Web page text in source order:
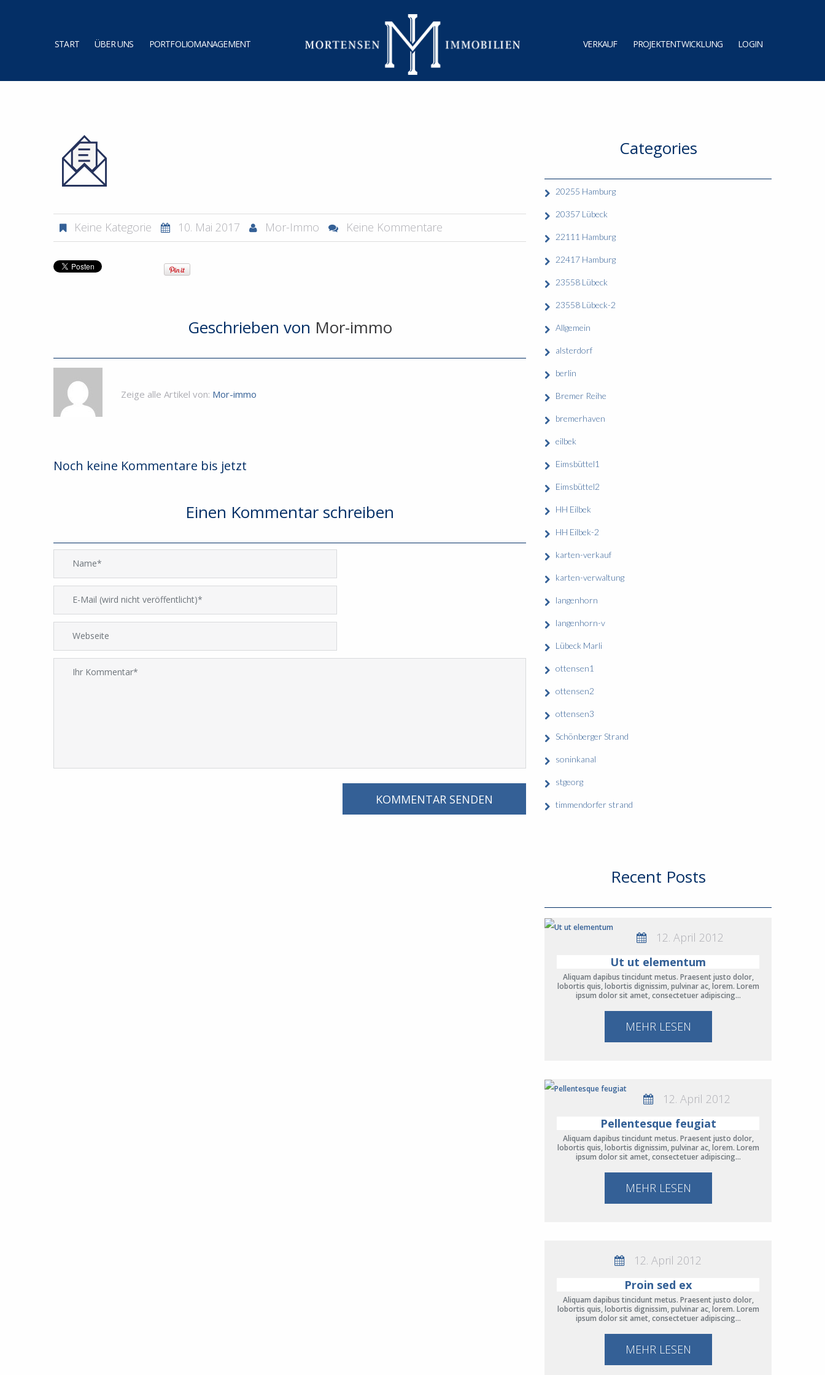
START ÜBER UNS PORTFOLIOMANAGEMENT VERKAUF PROJEKTENTWICKLUNG LOGIN
BRIEF-BLAUERRAND
Keine Kategorie 10. Mai 2017 Mor-Immo Keine Kommentare
Geschrieben von Mor-immo
Zeige alle Artikel von: Mor-immo
Noch keine Kommentare bis jetzt
Einen Kommentar schreiben
Categories
20255 Hamburg
20357 Lübeck
22111 Hamburg
22417 Hamburg
23558 Lübeck
23558 Lübeck-2
Allgemein
alsterdorf
berlin
Bremer Reihe
bremerhaven
eilbek
Eimsbüttel1
Eimsbüttel2
HH Eilbek
HH Eilbek-2
karten-verkauf
karten-verwaltung
langenhorn
langenhorn-v
Lübeck Marli
ottensen1
ottensen2
ottensen3
Schönberger Strand
soninkanal
stgeorg
timmendorfer strand
Recent Posts
12. April 2012
Ut ut elementum
Aliquam dapibus tincidunt metus. Praesent justo dolor,
lobortis quis, lobortis dignissim, pulvinar ac, lorem. Lorem
ipsum dolor sit amet, consectetuer adipiscing…
MEHR LESEN
12. April 2012
Pellentesque feugiat
Aliquam dapibus tincidunt metus. Praesent justo dolor,
lobortis quis, lobortis dignissim, pulvinar ac, lorem. Lorem
ipsum dolor sit amet, consectetuer adipiscing…
MEHR LESEN
12. April 2012
Proin sed ex
Aliquam dapibus tincidunt metus. Praesent justo dolor,
lobortis quis, lobortis dignissim, pulvinar ac, lorem. Lorem
ipsum dolor sit amet, consectetuer adipiscing…
MEHR LESEN